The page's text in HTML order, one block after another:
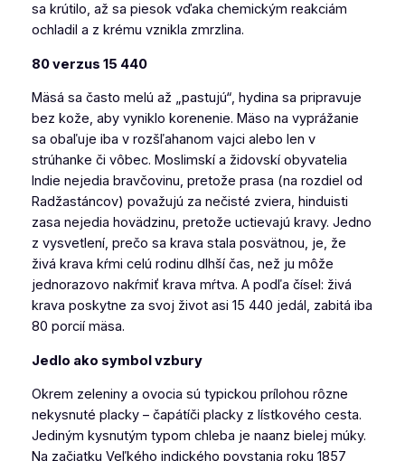
sa krútilo, až sa piesok vďaka chemickým reakciám
ochladil a z krému vznikla zmrzlina.
80 verzus 15 440
Mäsá sa často melú až „pastujú“, hydina sa pripravuje
bez kože, aby vyniklo korenenie. Mäso na vyprážanie
sa obaľuje iba v rozšľahanom vajci alebo len v
strúhanke či vôbec. Moslimskí a židovskí obyvatelia
Indie nejedia bravčovinu, pretože prasa (na rozdiel od
Radžastáncov) považujú za nečisté zviera, hinduisti
zasa nejedia hovädzinu, pretože uctievajú kravy. Jedno
z vysvetlení, prečo sa krava stala posvätnou, je, že
živá krava kŕmi celú rodinu dlhší čas, než ju môže
jednorazovo nakŕmiť krava mŕtva. A podľa čísel: živá
krava poskytne za svoj život asi 15 440 jedál, zabitá iba
80 porcií mäsa.
Jedlo ako symbol vzbury
Okrem zeleniny a ovocia sú typickou prílohou rôzne
nekysnuté placky – čapátíči placky z lístkového cesta.
Jediným kysnutým typom chleba je naanz bielej múky.
Na začiatku Veľkého indického povstania roku 1857